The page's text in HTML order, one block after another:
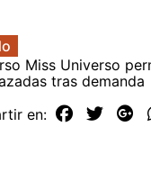
Miss Universo
tras demanda
en: